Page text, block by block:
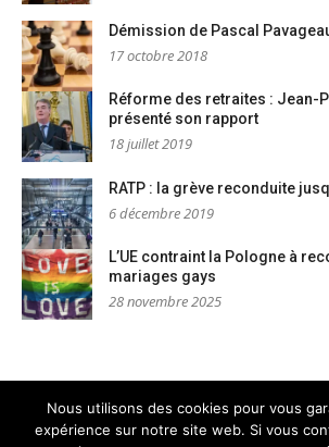
Démission de Pascal
17 octobre 2018
Réforme des retraites : Jean-
présenté son rapport
18 juillet 2019
RATP : la grève reconduite
6 décembre 2019
L’UE contraint la Pologne à
mariages gays
28 novembre 2025
Mentions légales Nous
Nous utilisons des cookies pour vous
expérience sur notre site web. Si vous